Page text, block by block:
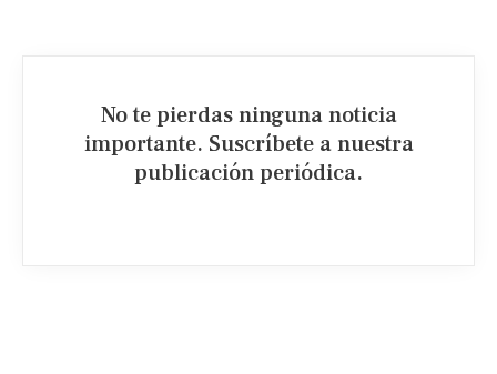
No te pierdas ninguna noticia
importante. Suscríbete a nuestra
publicación periódica.​